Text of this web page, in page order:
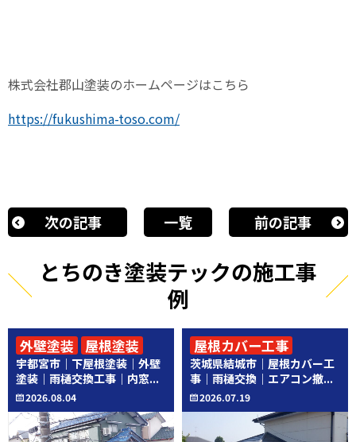
株式会社郡山塗装のホームページはこちら
https://fukushima-toso.com/
次の記事 一覧 前の記事
とちのき塗装テックの施工事
例
宇都宮市｜下屋根塗装｜外壁
塗装｜雨樋交換工事｜内窓...
2026.08.04
外壁塗装
屋根塗装
その他工事
茨城県結城市｜屋根カバー工
事｜雨樋交換｜エアコン撤...
2026.07.19
屋根カバー工事
その他工事